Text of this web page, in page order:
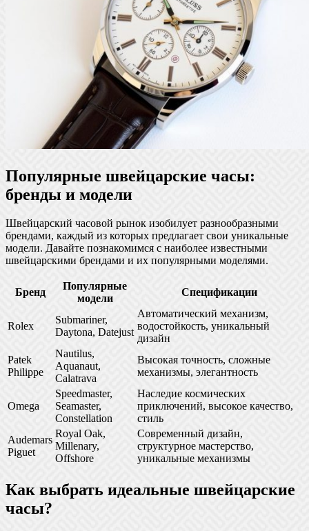
Популярные швейцарские часы:
бренды и модели
Швейцарский часовой рынок изобилует разнообразными
брендами, каждый из которых предлагает свои уникальные
модели. Давайте познакомимся с наиболее известными
швейцарскими брендами и их популярными моделями.
Бренд
Популярные
модели
Спецификации
Rolex
Submariner,
Daytona, Datejust
Автоматический механизм,
водостойкость, уникальный
дизайн
Patek
Philippe
Nautilus,
Aquanaut,
Calatrava
Высокая точность, сложные
механизмы, элегантность
Omega
Speedmaster,
Seamaster,
Constellation
Наследие космических
приключений, высокое качество,
стиль
Audemars
Piguet
Royal Oak,
Millenary,
Offshore
Современный дизайн,
структурное мастерство,
уникальные механизмы
Как выбрать идеальные швейцарские
часы?